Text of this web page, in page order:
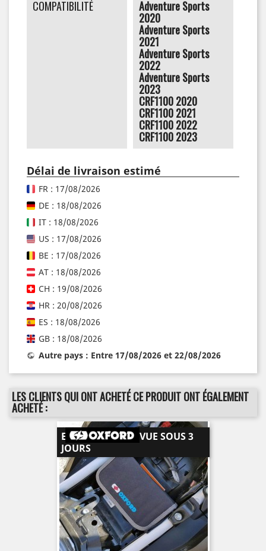
COMPATIBILITÉ Adventure Sports
2020
Adventure Sports
2021
Adventure Sports
2022
Adventure Sports
2023
CRF1100 2020
CRF1100 2021
CRF1100 2022
CRF1100 2023
Délai de livraison estimé
FR : 17/08/2026
DE : 18/08/2026
IT : 18/08/2026
US : 17/08/2026
BE : 17/08/2026
AT : 18/08/2026
CH : 19/08/2026
HR : 20/08/2026
ES : 18/08/2026
GB : 18/08/2026
Autre pays : Entre 17/08/2026 et 22/08/2026
LES CLIENTS QUI ONT ACHETÉ CE PRODUIT ONT ÉGALEMENT
ACHETÉ :
EXPÉDITION PRÉVUE SOUS 3
JOURS